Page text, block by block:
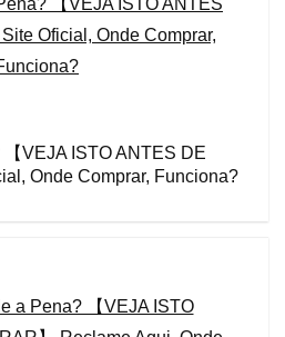
VEJA ISTO ANTES DE
Onde Comprar, Funciona?